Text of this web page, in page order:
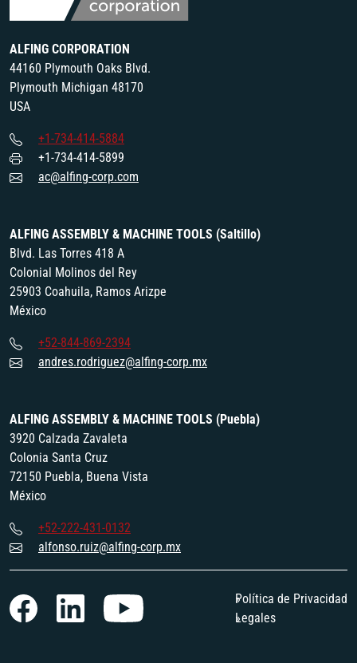
ALFING CORPORATION
44160 Plymouth Oaks Blvd.
Plymouth Michigan 48170
USA
+1-734-414-5884
+1-734-414-5899
ac@alfing-corp.com
ALFING ASSEMBLY & MACHINE TOOLS (Saltillo)
Blvd. Las Torres 418 A
Colonial Molinos del Rey
25903 Coahuila, Ramos Arizpe
México
+52-844-869-2394
andres.rodriguez@alfing-corp.mx
ALFING ASSEMBLY & MACHINE TOOLS (Puebla)
3920 Calzada Zavaleta
Colonia Santa Cruz
72150 Puebla, Buena Vista
México
+52-222-431-0132
alfonso.ruiz@alfing-corp.mx
Política de Privacidad
Legales